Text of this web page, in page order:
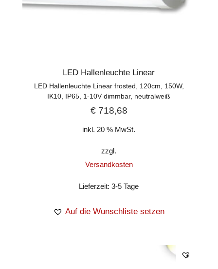
LED Hallenleuchte Linear
LED Hallenleuchte Linear frosted, 120cm, 150W,
IK10, IP65, 1-10V dimmbar, neutralweiß
€718,68
inkl. 20 % MwSt.
zzgl.
Versandkosten
Lieferzeit:3-5 Tage
Auf die Wunschliste setzen